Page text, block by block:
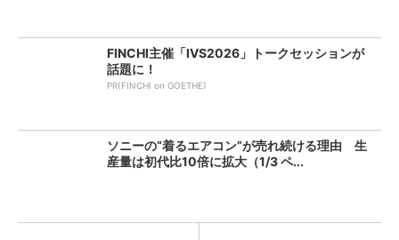
FINCHI主催「IVS2026」トークセッションが
話題に！
PR(FINCHI on GOETHE)
ソニーの“着るエアコン”が売れ続ける理由 生
産量は初代比10倍に拡大（1/3 ペ...